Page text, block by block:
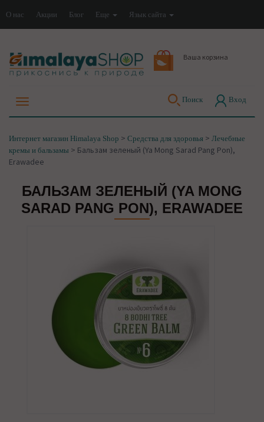
О нас Акции Блог Еще Язык сайта
Ваша корзина
Поиск Вход
Интернет магазин Himalaya Shop > Средства для здоровья > Лечебные
кремы и бальзамы > Бальзам зеленый (Ya Mong Sarad Pang Pon),
Erawadee
БАЛЬЗАМ ЗЕЛЕНЫЙ (YA MONG
SARAD PANG PON), ERAWADEE